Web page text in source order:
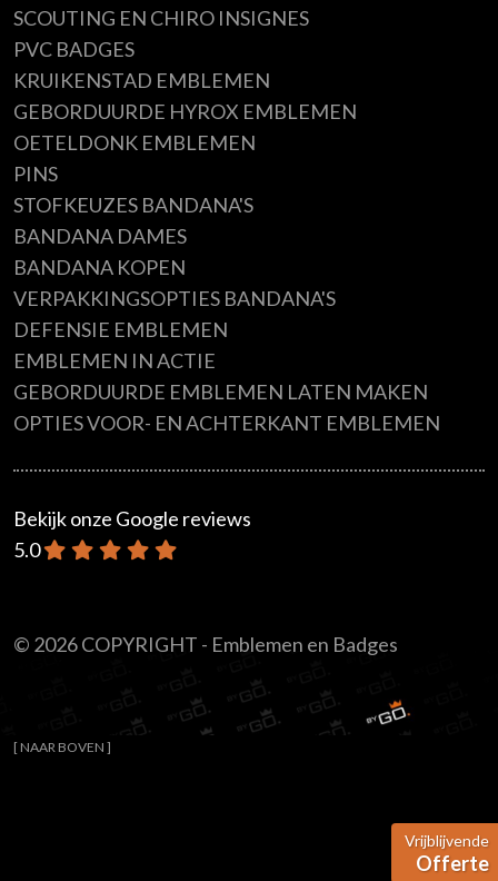
Vrijblijvende
Offerte
SCOUTING EN CHIRO INSIGNES
PVC BADGES
KRUIKENSTAD EMBLEMEN
GEBORDUURDE HYROX EMBLEMEN
OETELDONK EMBLEMEN
PINS
STOFKEUZES BANDANA'S
BANDANA DAMES
BANDANA KOPEN
VERPAKKINGSOPTIES BANDANA'S
DEFENSIE EMBLEMEN
EMBLEMEN IN ACTIE
GEBORDUURDE EMBLEMEN LATEN MAKEN
OPTIES VOOR- EN ACHTERKANT EMBLEMEN
Bekijk onze Google reviews
5.0
© 2026 COPYRIGHT - Emblemen en Badges
[ NAAR BOVEN ]